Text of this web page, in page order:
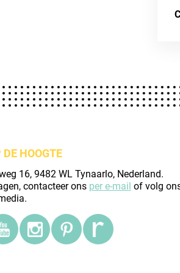
HOOGTE
16, 9482 WL Tynaarlo, Nederland.
contacteer ons per e-mail of volg